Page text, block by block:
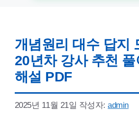
개념원리 대수 답지
20년차 강사 추천
해설 PDF
2025년 11월 21일 작성자:admin